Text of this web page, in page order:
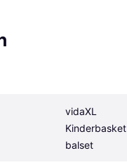
vidaXL
balset